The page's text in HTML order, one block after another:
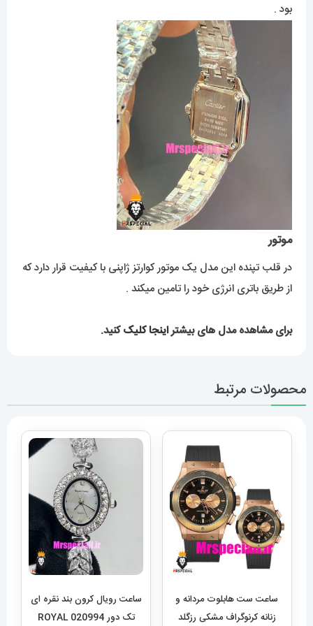
بود .
موتور
در قلب تپنده این مدل یک موتور کوارتز ژاپنی با کیفیت قرار دارد که
از طریق باتری انرژی خود را تامین میکند .
برای مشاهده مدل های بیشتراینجا کلیککنید.
محصولات مرتبط
ساعت ست هابلوت مردانه و
زنانه کرنوگراف مشکی رزگلد
ساعت رویال کرون بند نقره ای
تک دور 020994 ROYAL